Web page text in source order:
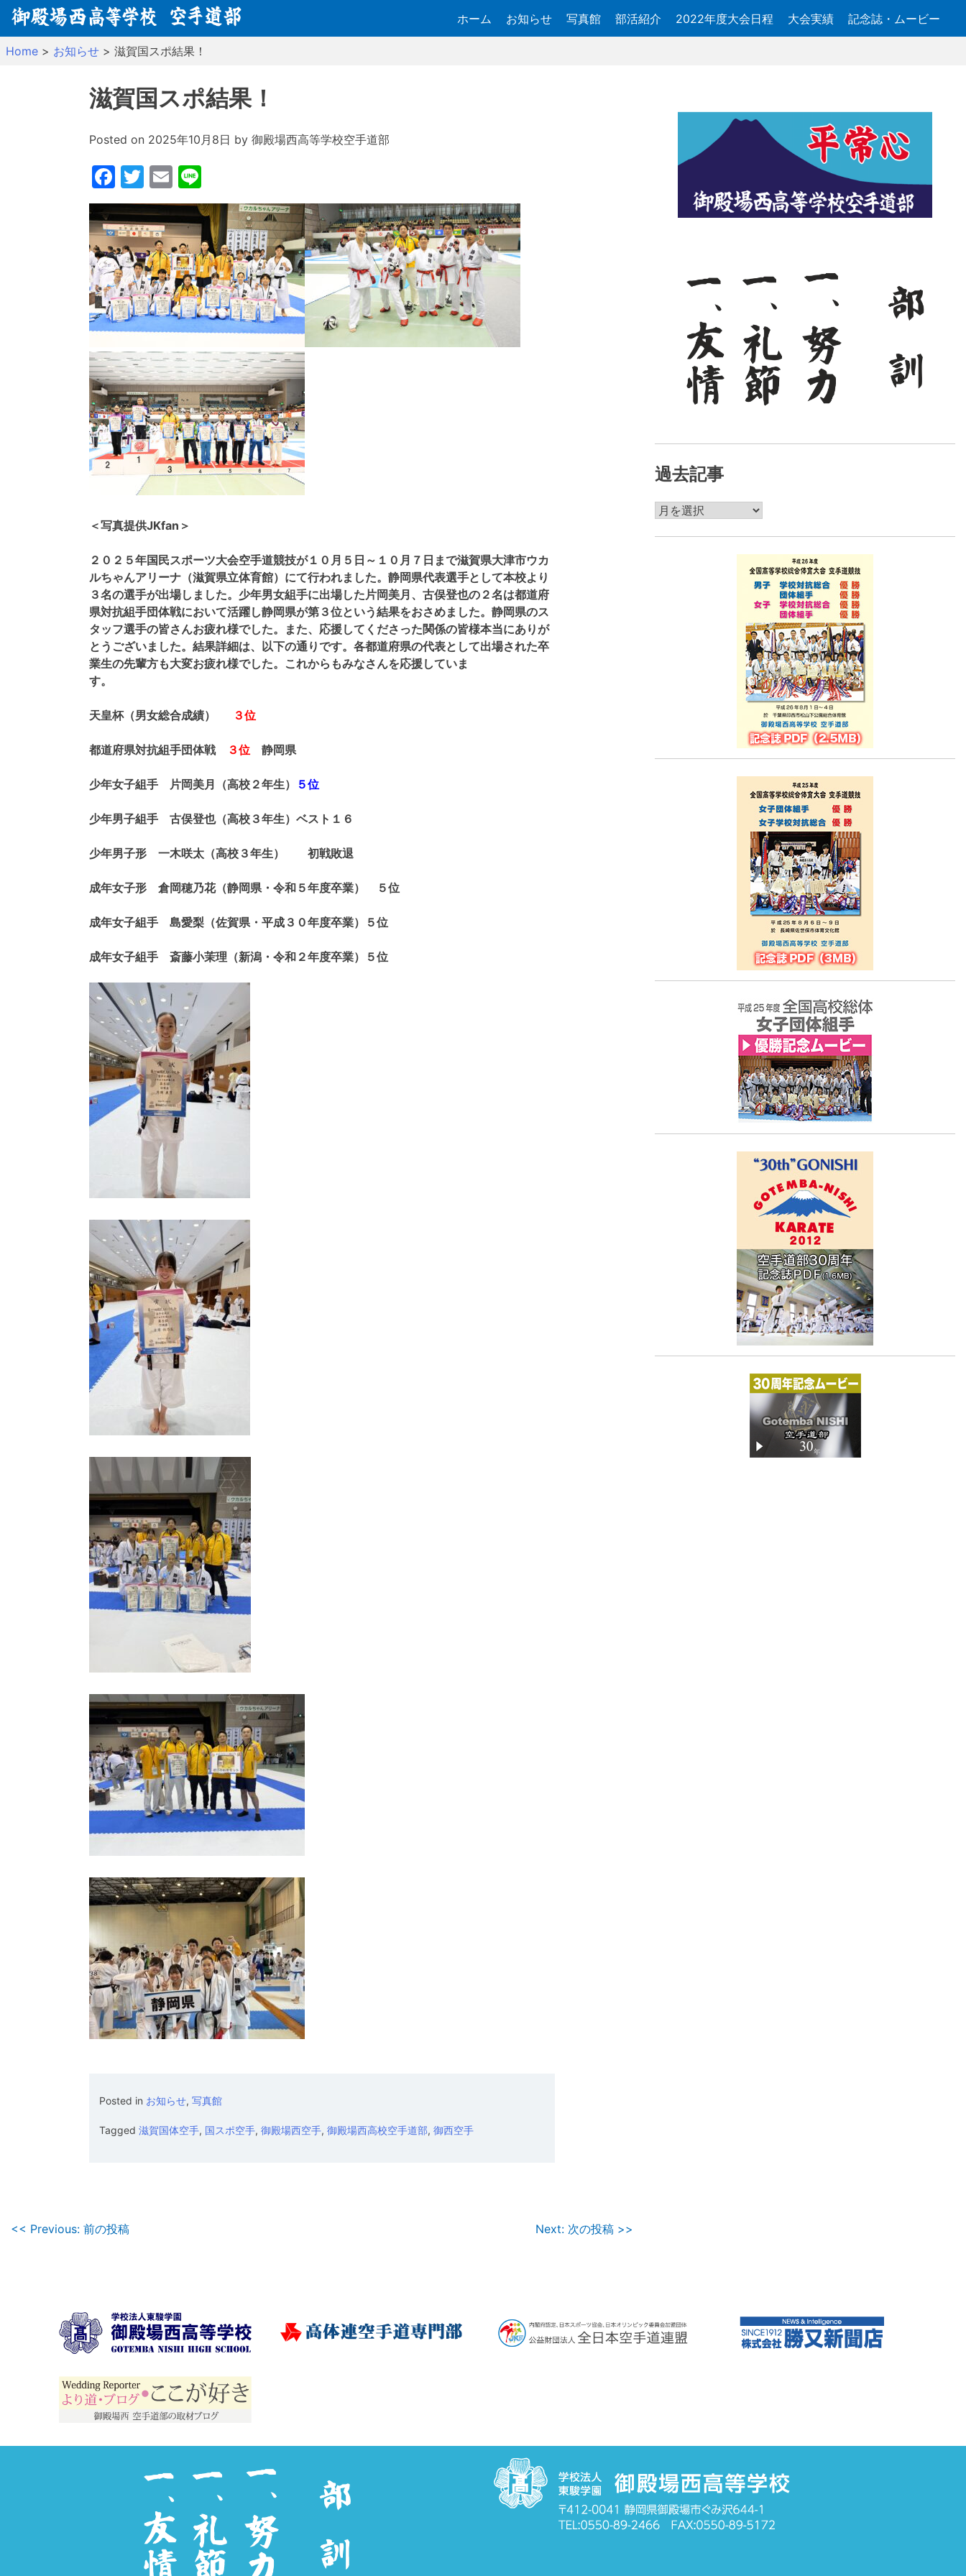
Skip
ホーム お知らせ 写真館 部活紹介 2022年度大会日程 大会実績 記念誌・ムービー
Home > お知らせ > 滋賀国スポ結果！
滋賀国スポ結果！
Posted on 2025年10月8日 by 御殿場西高等学校空手道部
Facebook
Twitter
Email
＜写真提供JKfan＞
２０２５年国民スポーツ大会空手道競技が１０月５日～１０月７日まで滋賀県大津市ウカ
ルちゃんアリーナ（滋賀県立体育館）にて行われました。静岡県代表選手として本校より
３名の選手が出場しました。少年男女組手に出場した片岡美月、古俣登也の２名は都道府
県対抗組手団体戦において活躍し静岡県が第３位という結果をおさめました。静岡県のス
タッフ選手の皆さんお疲れ様でした。また、応援してくださった関係の皆様本当にありが
とうございました。結果詳細は、以下の通りです。各都道府県の代表として出場された卒
業生の先輩方も大変お疲れ様でした。これからもみなさんを応援していま
す。
天皇杯（男女総合成績） ３位
都道府県対抗組手団体戦 ３位 静岡県
少年女子組手 片岡美月（高校２年生） ５位
少年男子組手 古俣登也（高校３年生）ベスト１６
少年男子形 一木咲太（高校３年生） 初戦敗退
成年女子形 倉岡穂乃花（静岡県・令和５年度卒業） ５位
成年女子組手 島愛梨（佐賀県・平成３０年度卒業）５位
成年女子組手 斎藤小茉理（新潟・令和２年度卒業）５位
Posted in お知らせ, 写真館
Tagged 滋賀国体空手, 国スポ空手, 御殿場西空手, 御殿場西高校空手道部, 御西空手
投
<< Previous: 前の投稿 Next: 次の投稿 >>
過去記事
過